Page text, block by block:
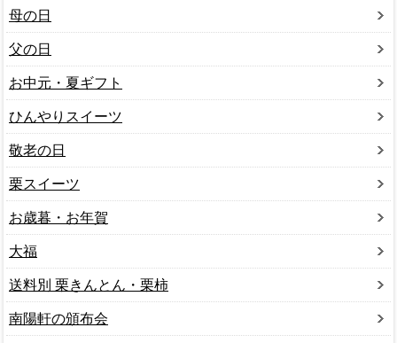
母の日
父の日
お中元・夏ギフト
ひんやりスイーツ
敬老の日
栗スイーツ
お歳暮・お年賀
大福
送料別 栗きんとん・栗柿
南陽軒の頒布会